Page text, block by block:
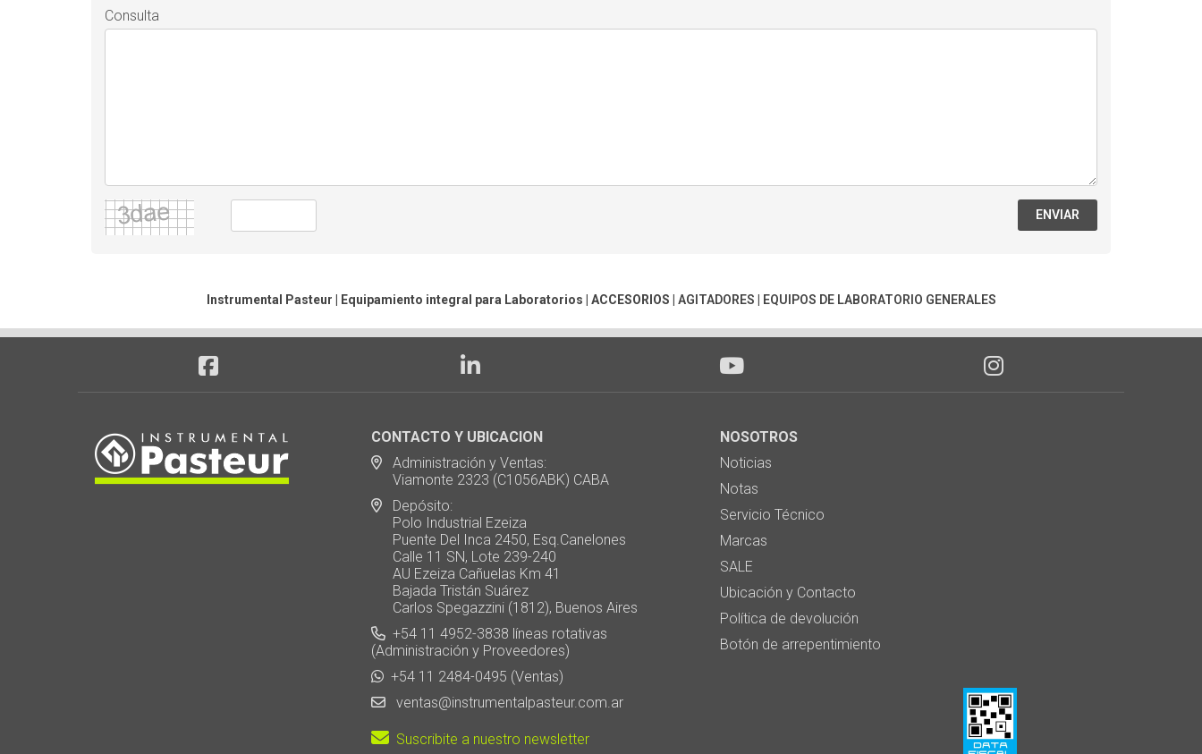
Consulta
ENVIAR
Instrumental Pasteur | Equipamiento integral para Laboratorios | ACCESORIOS AGITADORES EQUIPOS DE LABORATORIO GENERALES
CONTACTO Y UBICACION
Administración y Ventas:
Viamonte 2323 (C1056ABK) CABA
Depósito:
Polo Industrial Ezeiza
Puente Del Inca 2450, Esq.Canelones
Calle 11 SN, Lote 239-240
AU Ezeiza Cañuelas Km 41
Bajada Tristán Suárez
Carlos Spegazzini (1812), Buenos Aires
+54 11 4952-3838 líneas rotativas
(Administración y Proveedores)
+54 11 2484-0495 (Ventas)
ventas@instrumentalpasteur.com.ar
Suscribite a nuestro newsletter
NOSOTROS
Noticias
Notas
Servicio Técnico
Marcas
SALE
Ubicación y Contacto
Política de devolución
Botón de arrepentimiento